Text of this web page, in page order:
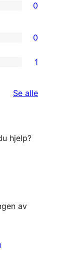
0
0
1
Se alleomtalene
hjelp?
av